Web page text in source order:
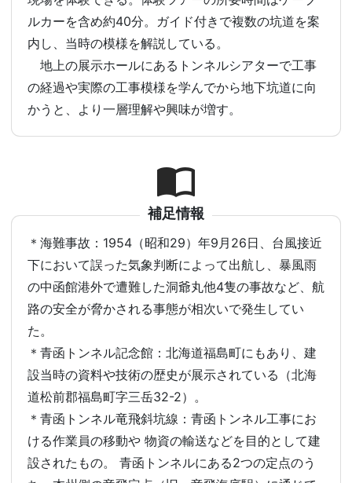
ルカーを含め約40分。ガイド付きで複数の坑道を案
内し、当時の模様を解説している。
地上の展示ホールにあるトンネルシアターで工事
の経過や実際の工事模様を学んでから地下坑道に向
かうと、より一層理解や興味が増す。
補足情報
＊海難事故：1954（昭和29）年9月26日、台風接近
下において誤った気象判断によって出航し、暴風雨
の中函館港外で遭難した洞爺丸他4隻の事故など、航
路の安全が脅かされる事態が相次いで発生してい
た。
＊青函トンネル記念館：北海道福島町にもあり、建
設当時の資料や技術の歴史が展示されている（北海
道松前郡福島町字三岳32-2）。
＊青函トンネル竜飛斜坑線：青函トンネル工事にお
ける作業員の移動や 物資の輸送などを目的として建
設されたもの。 青函トンネルにある2つの定点のう